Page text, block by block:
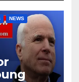
NEWS